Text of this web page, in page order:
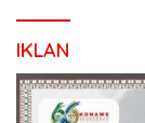
IKLAN